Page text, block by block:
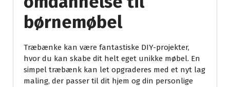
børnemøbel
Træbænke kan være fantastiske DIY-projekter,
hvor du kan skabe dit helt eget unikke møbel. En
simpel træbænk kan let opgraderes med et nyt lag
maling, der passer til dit hjem og din personlige